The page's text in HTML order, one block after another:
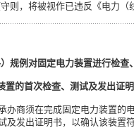
则，将被视作已违反《电力（
规例对固定电力装置进行检查
的首次检查、测试及发出证
办商须在完成固定电力装置的
及发出证明书，以确认该装置